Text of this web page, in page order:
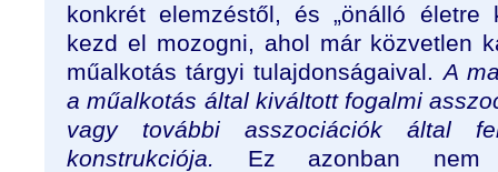
konkrét elemzéstől, és „önálló
kezd el mozogni, ahol már közvetlen
műalkotás tárgyi tulajdonságaival.A
a műalkotás által kiváltott fogalmi
vagy további asszociációk által
konstrukciója. Ez azonban nem